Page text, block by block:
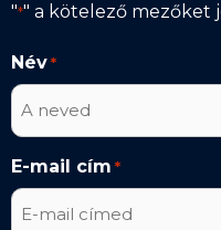
"*" a kötelező mezőket
Név *
E-mail cím *